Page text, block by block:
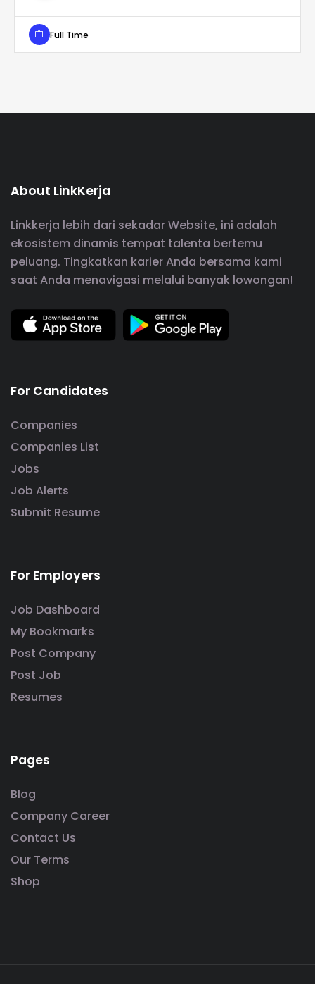
Full Time
About LinkKerja
Linkkerja lebih dari sekadar Website, ini adalah
ekosistem dinamis tempat talenta bertemu
peluang. Tingkatkan karier Anda bersama kami
saat Anda menavigasi melalui banyak lowongan!
For Candidates
Companies
Companies List
Jobs
Job Alerts
Submit Resume
For Employers
Job Dashboard
My Bookmarks
Post Company
Post Job
Resumes
Pages
Blog
Company Career
Contact Us
Our Terms
Shop